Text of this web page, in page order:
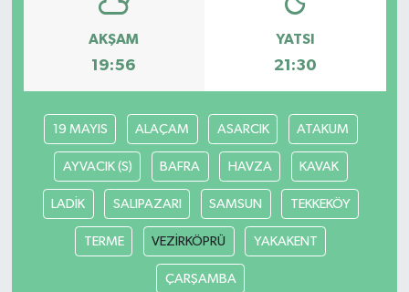
AKŞAM
19:56
YATSI
21:30
19 MAYIS ALAÇAM ASARCIK ATAKUM
AYVACIK (S) BAFRA HAVZA KAVAK
LADİK SALIPAZARI SAMSUN TEKKEKÖY
TERME VEZİRKÖPRÜ YAKAKENT
ÇARŞAMBA